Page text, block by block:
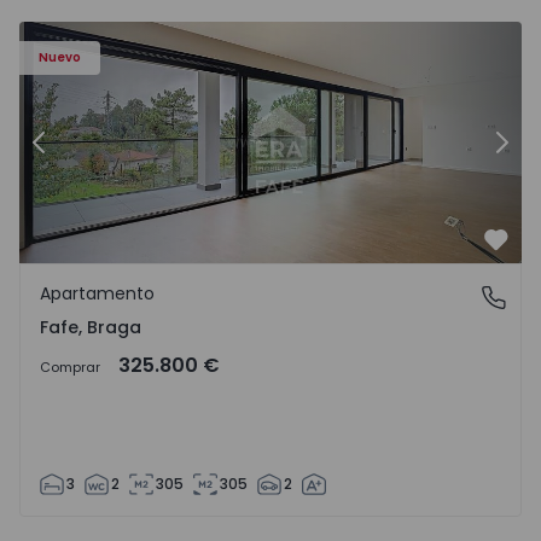
Nuevo
Anterior
Fafe, Braga
Apartamento
Fafe, Braga
Comprar 325.800 €
3 2 305 305 2